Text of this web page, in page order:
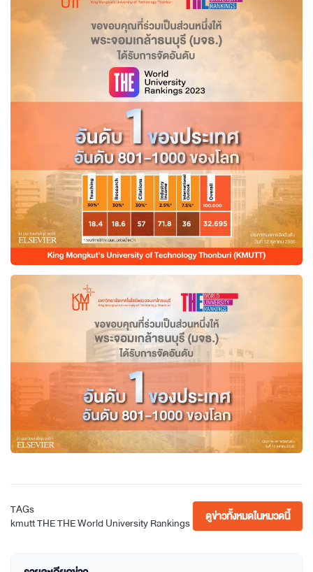
TAGs
kmuttTHETHE World University Rankings ดูข่าวทั้งหมดในหมวดนี้